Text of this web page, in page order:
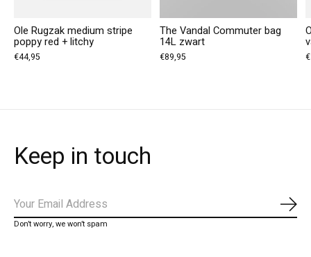
Ole Rugzak medium stripe
poppy red + litchy
€44,95
The Vandal Commuter bag
14L zwart
€89,95
Keep in touch
Don’t worry, we won’t spam